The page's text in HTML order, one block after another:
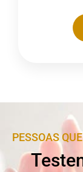
PESSOAS